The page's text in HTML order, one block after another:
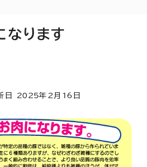
なります
2025年2月 16 日